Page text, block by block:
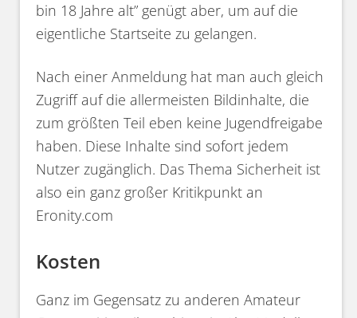
bin 18 Jahre alt” genügt aber, um auf die
eigentliche Startseite zu gelangen.
Nach einer Anmeldung hat man auch gleich
Zugriff auf die allermeisten Bildinhalte, die
zum größten Teil eben keine Jugendfreigabe
haben. Diese Inhalte sind sofort jedem
Nutzer zugänglich. Das Thema Sicherheit ist
also ein ganz großer Kritikpunkt an
Eronity.com
Kosten
Ganz im Gegensatz zu anderen Amateur